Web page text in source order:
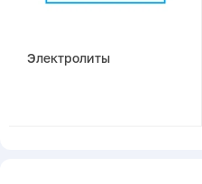
Электролиты